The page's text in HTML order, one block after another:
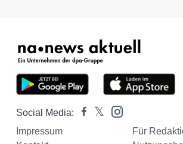
Social Media:
Impressum
Für